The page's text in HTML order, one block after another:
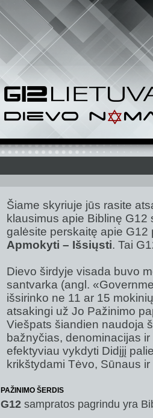
Šiame skyriuje jūs rasite
klausimus apie Biblinę
galėsite perskaitę apie
Apmokyti – Išsiųsti. Tai
Dievo širdyje visada buvo
santvarka (angl.
išsirinko ne 11 ar 15
atsakingi už Jo Pažinimo
Viešpats šiandien naudoja
bažnyčias, denominacijas
efektyviau vykdyti Didįjį
krikštydami Tėvo, Sūnaus
PAŽINIMO ŠERDIS
G12 sampratos pagrindu yra